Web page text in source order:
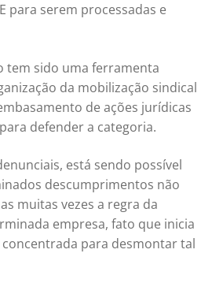
para serem processadas e
tem sido uma ferramenta
da mobilização sindical
de ações jurídicas
defender a categoria.
está sendo possível
descumprimentos não
muitas vezes a regra da
empresa, fato que inicia
para desmontar tal